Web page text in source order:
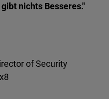
nichts Besseres."
of Security